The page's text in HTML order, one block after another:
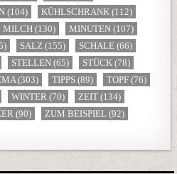
(104) KÜHLSCHRANK (112)
MILCH (130) MINUTEN (107)
SALZ (155) SCHALE (66)
STELLEN (65) STÜCK (78)
(303) TIPPS (89) TOPF (76)
WINTER (70) ZEIT (134)
(90) ZUM BEISPIEL (92)